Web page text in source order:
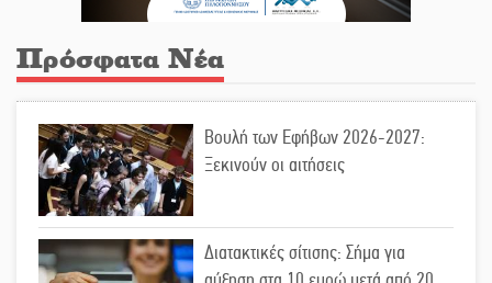
Πρόσφατα Νέα
Βουλή των Εφήβων 2026-2027:
Ξεκινούν οι αιτήσεις
Διατακτικές σίτισης: Σήμα για